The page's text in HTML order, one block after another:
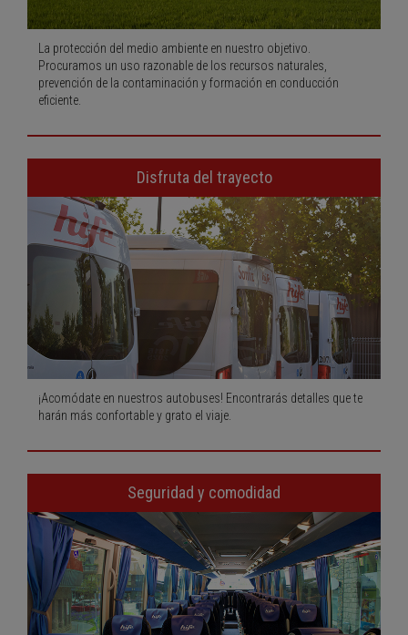
La protección del medio ambiente en nuestro objetivo.
Procuramos un uso razonable de los recursos naturales,
prevención de la contaminación y formación en conducción
eficiente.
Disfruta del trayecto
¡Acomódate en nuestros autobuses! Encontrarás detalles que te
harán más confortable y grato el viaje.
Seguridad y comodidad